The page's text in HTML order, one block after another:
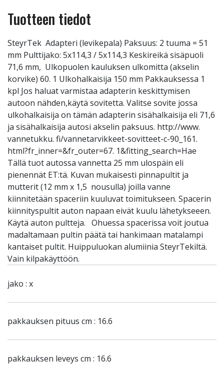
Tuotteen tiedot
SteyrTek Adapteri (levikepala) Paksuus: 2 tuuma = 51
mm Pulttijako: 5x114,3 / 5x114,3 Keskireikä sisäpuoli
71,6 mm, Ulkopuolen kauluksen ulkomitta (akselin
korvike) 60. 1 Ulkohalkaisija 150 mm Pakkauksessa 1
kpl Jos haluat varmistaa adapterin keskittymisen
autoon nähden,käytä sovitetta. Valitse sovite jossa
ulkohalkaisija on tämän adapterin sisähalkaisija eli 71,6
ja sisähalkaisija autosi akselin paksuus. http://www.
vannetukku. fi/vannetarvikkeet-sovitteet-c-90_161.
html?fr_inner=&fr_outer=67. 1&fitting_search=Hae
Tällä tuot autossa vannetta 25 mm ulospäin eli
pienennät ET:tä. Kuvan mukaisesti pinnapultit ja
mutterit (12 mm x 1,5 nousulla) joilla vanne
kiinnitetään spaceriin kuuluvat toimitukseen. Spacerin
kiinnityspultit auton napaan eivät kuulu lähetykseeen.
Käytä auton pultteja. Ohuessa spacerissa voit joutua
madaltamaan pultin päätä tai hankimaan matalampi
kantaiset pultit. Huippuluokan alumiinia SteyrTekiltä.
Vain kilpakäyttöön.
jako : x
pakkauksen pituus cm : 16.6
pakkauksen leveys cm : 16.6